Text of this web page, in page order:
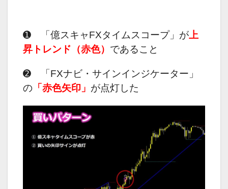
➊ 「億スキャFXタイムスコープ」が上
昇トレンド（赤色） であること
➋ 「FXナビ・サインインジケーター」
の 「赤色矢印」 が点灯した